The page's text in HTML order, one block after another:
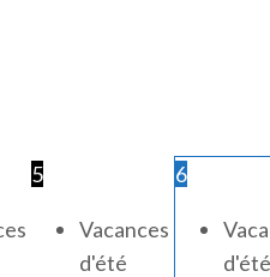
5
Vacances
d'été
6
d'été